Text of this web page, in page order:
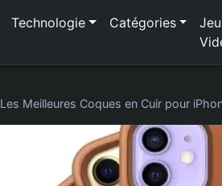
Technologie Catégories
Les Meilleures Coques en Cuir pour